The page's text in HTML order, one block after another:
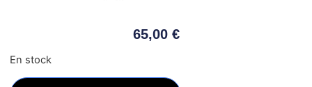
65,00 €
En stock